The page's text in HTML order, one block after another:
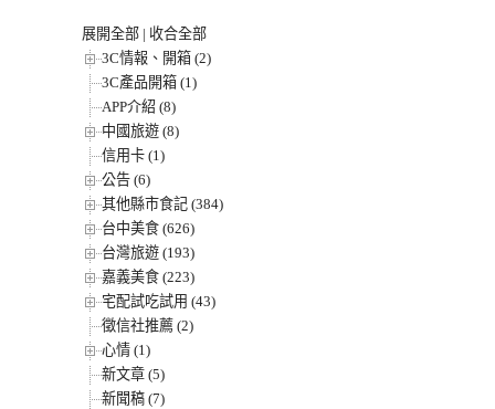
展開全部 | 收合全部
3C情報、開箱 (2)
3C產品開箱 (1)
APP介紹 (8)
中國旅遊 (8)
信用卡 (1)
公告 (6)
其他縣市食記 (384)
台中美食 (626)
台灣旅遊 (193)
嘉義美食 (223)
宅配試吃試用 (43)
徵信社推薦 (2)
心情 (1)
新文章 (5)
新聞稿 (7)